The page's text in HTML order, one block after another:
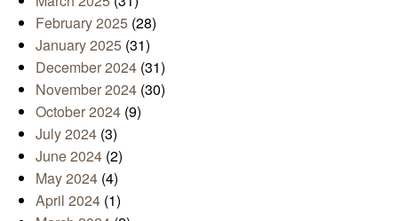
February 2025 (28)
January 2025 (31)
December 2024 (31)
November 2024 (30)
October 2024 (9)
July 2024 (3)
June 2024 (2)
May 2024 (4)
April 2024 (1)